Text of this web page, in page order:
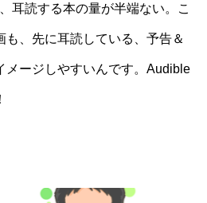
耳読する本の量が半端ない。こ
、先に耳読している、予告＆
メージしやすいんです。Audible